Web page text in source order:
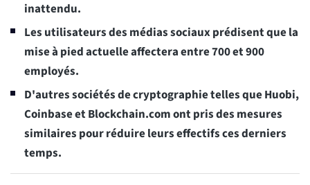
inattendu.
Les utilisateurs des médias sociaux prédisent que la
mise à pied actuelle affectera entre 700 et 900
employés.
D'autres sociétés de cryptographie telles que Huobi,
Coinbase et Blockchain.com ont pris des mesures
similaires pour réduire leurs effectifs ces derniers
temps.